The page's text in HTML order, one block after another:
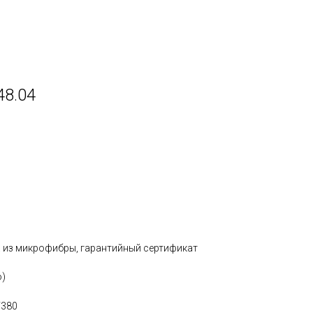
из микрофибры, гарантийный сертификат